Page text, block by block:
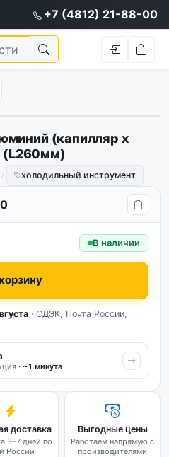
+7 (4812) 21-88-00
(капилляр х
(L260мм)
холодильный инструмент
В наличии
· СДЭК, Почта России,
· ~1 минута
доставка
3–7 дней по
России
Выгодные цены
Работаем напрямую с
производителями